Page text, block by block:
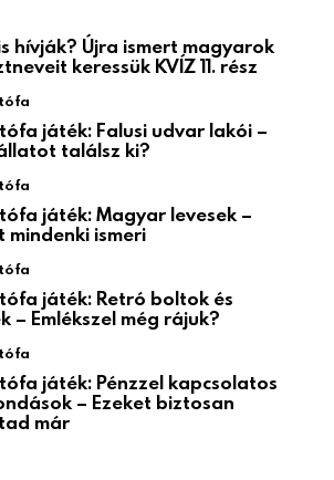
hívják? Újra ismert magyarok
keressük KVÍZ 11. rész
játék: Falusi udvar lakói –
találsz ki?
játék: Magyar levesek –
mindenki ismeri
játék: Retró boltok és
– Emlékszel még rájuk?
játék: Pénzzel kapcsolatos
– Ezeket biztosan
már